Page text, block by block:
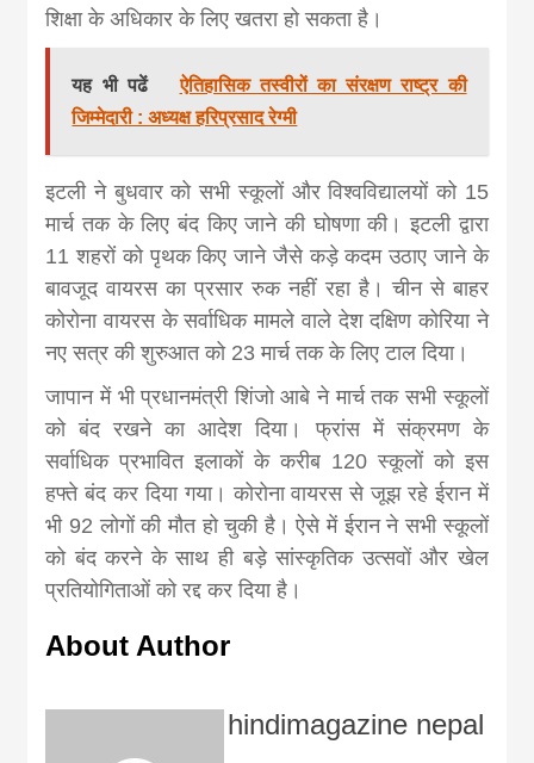
शिक्षा के अधिकार के लिए खतरा हो सकता है।
यह भी पढें
ऐतिहासिक तस्वीरों का संरक्षण राष्ट्र की
जिम्मेदारी : अध्यक्ष हरिप्रसाद रेग्मी
इटली ने बुधवार को सभी स्कूलों और विश्वविद्यालयों को 15
मार्च तक के लिए बंद किए जाने की घोषणा की। इटली द्वारा
11 शहरों को पृथक किए जाने जैसे कड़े कदम उठाए जाने के
बावजूद वायरस का प्रसार रुक नहीं रहा है। चीन से बाहर
कोरोना वायरस के सर्वाधिक मामले वाले देश दक्षिण कोरिया ने
नए सत्र की शुरुआत को 23 मार्च तक के लिए टाल दिया।
जापान में भी प्रधानमंत्री शिंजो आबे ने मार्च तक सभी स्कूलों
को बंद रखने का आदेश दिया। फ्रांस में संक्रमण के
सर्वाधिक प्रभावित इलाकों के करीब 120 स्कूलों को इस
हफ्ते बंद कर दिया गया। कोरोना वायरस से जूझ रहे ईरान में
भी 92 लोगों की मौत हो चुकी है। ऐसे में ईरान ने सभी स्कूलों
को बंद करने के साथ ही बड़े सांस्कृतिक उत्सवों और खेल
प्रतियोगिताओं को रद्द कर दिया है।
About Author
hindimagazine nepal